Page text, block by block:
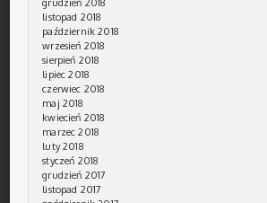
listopad 2018
październik 2018
wrzesień 2018
sierpień 2018
lipiec 2018
czerwiec 2018
maj 2018
kwiecień 2018
marzec 2018
luty 2018
styczeń 2018
grudzień 2017
listopad 2017